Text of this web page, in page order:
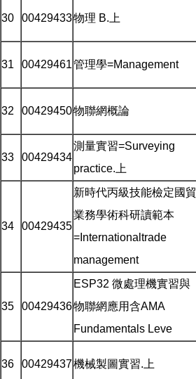
30 00429433物理 B.上
31 00429461管理學=Management
32 00429450物聯網概論
33 00429434
測量實習=Surveying
practice.上
34 00429435
新時代丙級技能檢定國貿
業務學術科研讀範本
=Internationaltrade
management
35 00429436
ESP32 微處理機實習與
物聯網應用含AMA
Fundamentals Leve
36 00429437機械製圖實習.上